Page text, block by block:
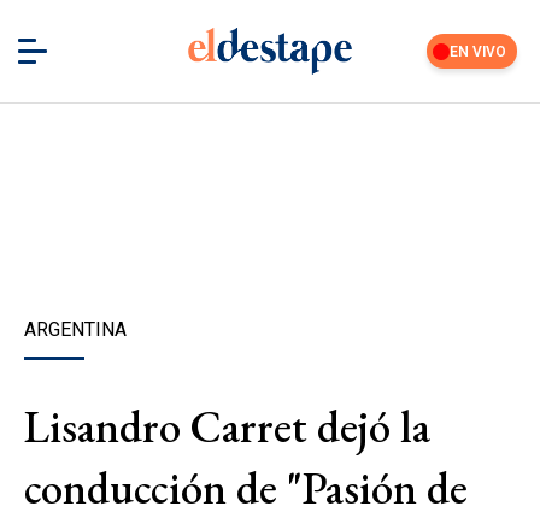
EN VIVO
ARGENTINA
Lisandro Carret dejó la
conducción de "Pasión de